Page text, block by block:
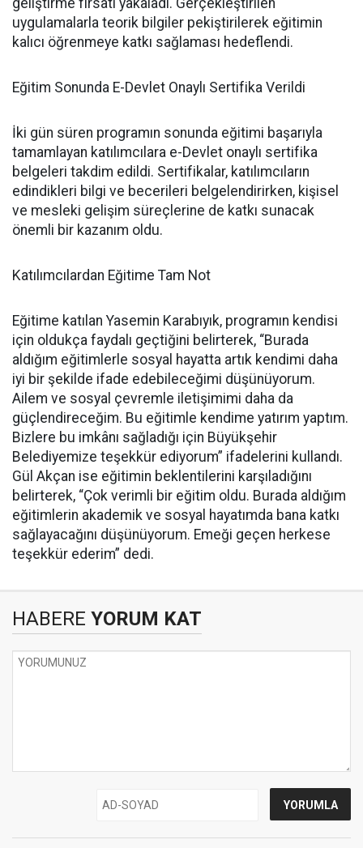
geliştirme fırsatı yakaladı. Gerçekleştirilen
uygulamalarla teorik bilgiler pekiştirilerek eğitimin
kalıcı öğrenmeye katkı sağlaması hedeflendi.
Eğitim Sonunda E-Devlet Onaylı Sertifika Verildi
İki gün süren programın sonunda eğitimi başarıyla
tamamlayan katılımcılara e-Devlet onaylı sertifika
belgeleri takdim edildi. Sertifikalar, katılımcıların
edindikleri bilgi ve becerileri belgelendirirken, kişisel
ve mesleki gelişim süreçlerine de katkı sunacak
önemli bir kazanım oldu.
Katılımcılardan Eğitime Tam Not
Eğitime katılan Yasemin Karabıyık, programın kendisi
için oldukça faydalı geçtiğini belirterek, “Burada
aldığım eğitimlerle sosyal hayatta artık kendimi daha
iyi bir şekilde ifade edebileceğimi düşünüyorum.
Ailem ve sosyal çevremle iletişimimi daha da
güçlendireceğim. Bu eğitimle kendime yatırım yaptım.
Bizlere bu imkânı sağladığı için Büyükşehir
Belediyemize teşekkür ediyorum” ifadelerini kullandı.
Gül Akçan ise eğitimin beklentilerini karşıladığını
belirterek, “Çok verimli bir eğitim oldu. Burada aldığım
eğitimlerin akademik ve sosyal hayatımda bana katkı
sağlayacağını düşünüyorum. Emeği geçen herkese
teşekkür ederim” dedi.
HABERE YORUM KAT